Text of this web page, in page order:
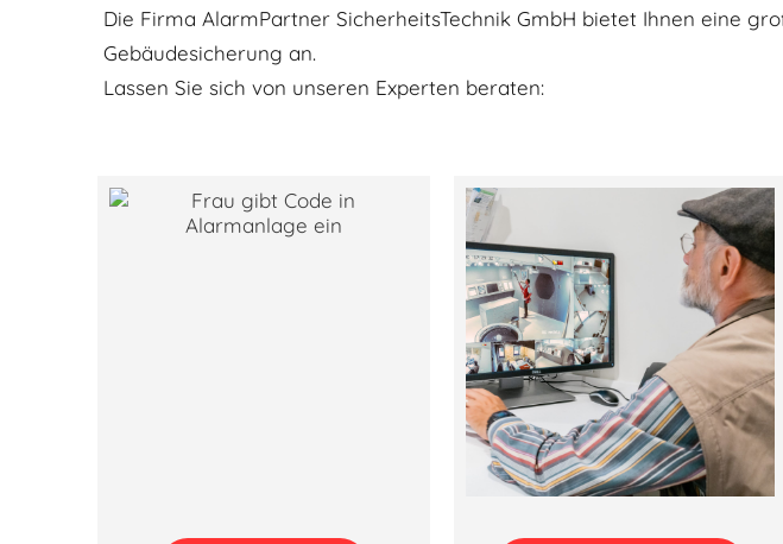
Die Firma AlarmPartner SicherheitsTechnik GmbH bietet Ihnen eine
Gebäudesicherung an.
Lassen Sie sich von unseren Experten beraten: